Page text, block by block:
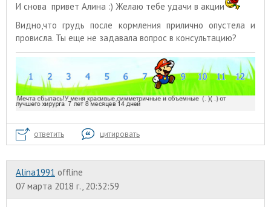
И снова привет Алина :) Желаю тебе удачи в акции
Видно,что грудь после кормления прилично опустела и
провисла. Ты еще не задавала вопрос в консультацию?
ответить цитировать
Alina1991 offline
07 марта 2018 г., 20:32:59